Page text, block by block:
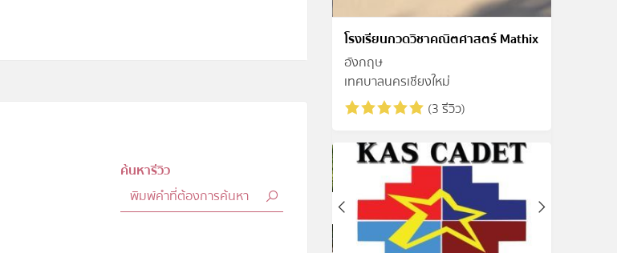
ค้นหารีวิว
โรงเรียนกวดวิชาคณิตศาสตร์ Mathix
อังกฤษ
เทศบาลนครเชียงใหม่
(3 รีวิว)